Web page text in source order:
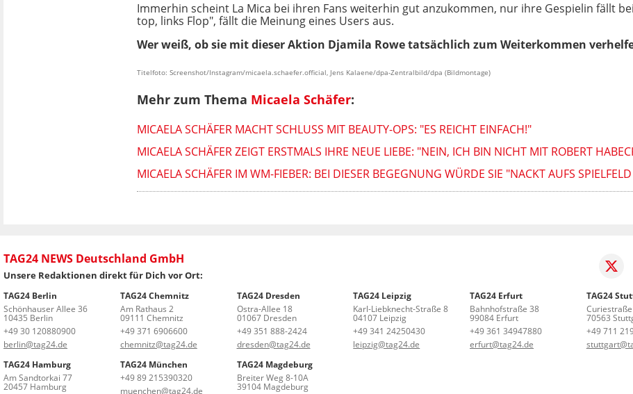
Immerhin scheint La Mica bei ihren Fans weiterhin gut anzukommen, nur ihre Gespielin fällt
top, links Flop", fällt die Meinung eines Users aus.
Wer weiß, ob sie mit dieser Aktion Djamila Rowe tatsächlich zum Weiterkommen
Titelfoto: Screenshot/Instagram/micaela.schaefer.official, Jens Kalaene/dpa-Zentralbild/dpa (Bildmontage)
Mehr zum Thema Micaela Schäfer:
MICAELA SCHÄFER MACHT SCHLUSS MIT BEAUTY-OPS: "ES REICHT EINFACH!"
MICAELA SCHÄFER ZEIGT ERSTMALS IHRE NEUE LIEBE: "NEIN, ICH BIN NICHT MIT ROBERT
MICAELA SCHÄFER IM WM-FIEBER: BEI DIESER BEGEGNUNG WÜRDE SIE "NACKT AUFS
TAG24 NEWS Deutschland GmbH
Unsere Redaktionen direkt für Dich vor Ort:
TAG24 Berlin
Schönhauser Allee 36
10435 Berlin
+49 30 120880900
berlin@tag24.de
TAG24 Chemnitz
Am Rathaus 2
09111 Chemnitz
+49 371 6906600
chemnitz@tag24.de
TAG24 Dresden
Ostra-Allee 18
01067 Dresden
+49 351 888-2424
dresden@tag24.de
TAG24 Leipzig
Karl-Liebknecht-Straße 8
04107 Leipzig
+49 341 24250430
leipzig@tag24.de
TAG24 Erfurt
Bahnhofstraße 38
99084 Erfurt
+49 361 34947880
erfurt@tag24.de
TAG24
70563
+49 711
TAG24 Hamburg
Am Sandtorkai 77
20457 Hamburg
TAG24 München
+49 89 215390320
muenchen@tag24.de
TAG24 Magdeburg
Breiter Weg 8-10A
39104 Magdeburg